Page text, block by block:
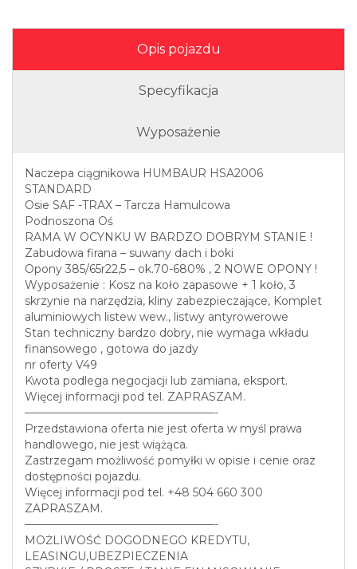
Opis pojazdu
Specyfikacja
Wyposażenie
Naczepa ciągnikowa HUMBAUR HSA2006
STANDARD
Osie SAF -TRAX – Tarcza Hamulcowa
Podnoszona Oś
RAMA W OCYNKU W BARDZO DOBRYM STANIE !
Zabudowa firana – suwany dach i boki
Opony 385/65r22,5 – ok.70-680% , 2 NOWE OPONY !
Wyposażenie : Kosz na koło zapasowe + 1 koło, 3
skrzynie na narzędzia, kliny zabezpieczające, Komplet
aluminiowych listew wew., listwy antyrowerowe
Stan techniczny bardzo dobry, nie wymaga wkładu
finansowego , gotowa do jazdy
nr oferty V49
Kwota podlega negocjacji lub zamiana, eksport.
Więcej informacji pod tel. ZAPRASZAM.
—————————————————-
Przedstawiona oferta nie jest oferta w myśl prawa
handlowego, nie jest wiążąca.
Zastrzegam możliwość pomyłki w opisie i cenie oraz
dostępności pojazdu.
Więcej informacji pod tel. +48 504 660 300
ZAPRASZAM.
—————————————————-
MOŻLIWOŚĆ DOGODNEGO KREDYTU,
LEASINGU,UBEZPIECZENIA